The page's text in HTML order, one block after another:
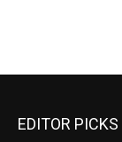
EDITOR PICKS